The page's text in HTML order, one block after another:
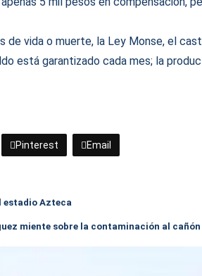
de vida o muerte, la Ley Monse, el
está garantizado cada mes; la
Pinterest Email
estadio Azteca
miente sobre la contaminación al